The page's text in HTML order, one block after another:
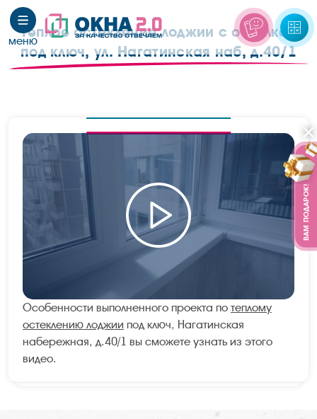
Теплое остекление лоджии с отделкой
под ключ, ул. Нагатинская наб, д.40/1
Особенности выполненного проекта по теплому
остеклению лоджии под ключ, Нагатинская
набережная, д.40/1 вы сможете узнать из этого
видео.
ВАМ ПОДАРОК!